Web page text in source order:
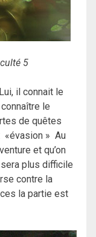
5
il connait le
le
de quêtes
«évasion » Au
et qu’on
plus difficile
contre la
la partie est